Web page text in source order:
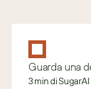
Guarda una
3 min di SugarAI